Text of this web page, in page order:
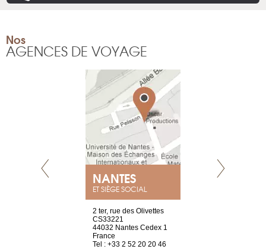
Nos
AGENCES DE VOYAGE
NANTES
ET SIÈGE SOCIAL
2 ter, rue des Olivettes
CS33221
44032 Nantes Cedex 1
France
Tel : +33 2 52 20 20 46